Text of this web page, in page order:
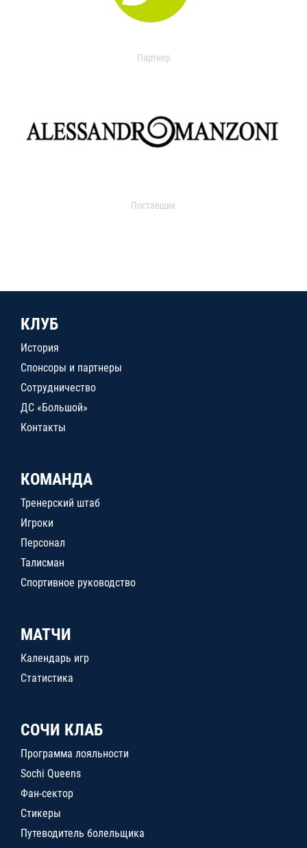
Партнер
Поставщик
КЛУБ
История
Спонсоры и партнеры
Сотрудничество
ДС «Большой»
Контакты
КОМАНДА
Тренерский штаб
Игроки
Персонал
Талисман
Спортивное руководство
МАТЧИ
Календарь игр
Статистика
СОЧИ КЛАБ
Программа лояльности
Sochi Queens
Фан-сектор
Стикеры
Путеводитель болельщика